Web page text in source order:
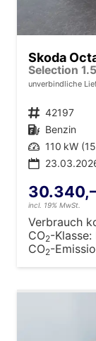
Skoda
unverbindliche
Fahrzeugnr. 42197
Kraftstoff Benzin
Leistung 110 kW
incl. 19% MwSt.
Verbrauch
CO2-Klasse:
CO2-